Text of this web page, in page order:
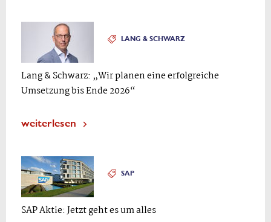
LANG & SCHWARZ
Lang & Schwarz: „Wir planen eine erfolgreiche
Umsetzung bis Ende 2026“
weiterlesen
SAP
SAP Aktie: Jetzt geht es um alles